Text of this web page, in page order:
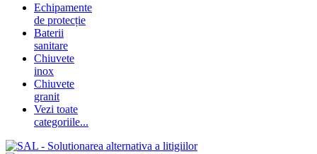
Echipamente
de protecție
Baterii
sanitare
Chiuvete
inox
Chiuvete
granit
Vezi toate
categoriile...